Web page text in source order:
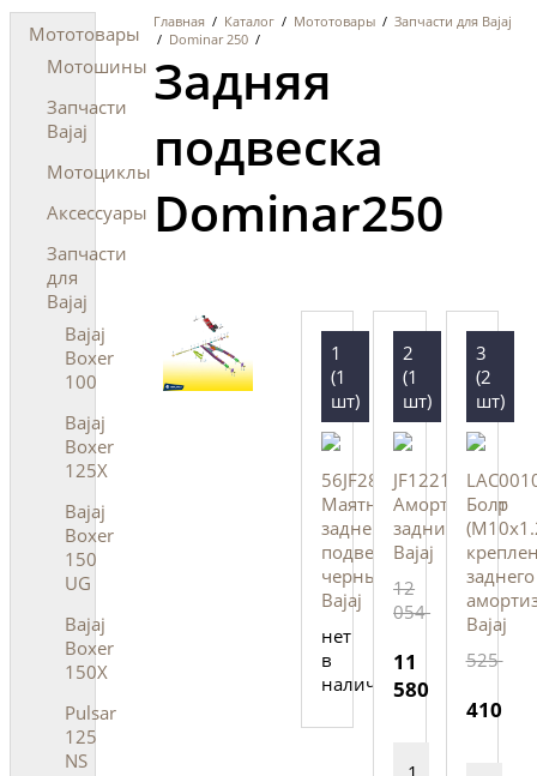
Мототовары
Мотошины
Запчасти
Bajaj
Мотоциклы
Аксессуары
Запчасти
для
Bajaj
Bajaj
Boxer
100
Bajaj
Boxer
125X
Bajaj
Boxer
150
UG
Bajaj
Boxer
150X
Pulsar
125
NS
Главная / Каталог / Мототовары / Запчасти для Bajaj
/ Dominar 250 /
Задняя
подвеска
Dominar250
1
(1
шт)
56JF28Y9
Маятник
задней
подвески
черный,
Bajaj
нет
в
наличии
2
(1
шт)
JF122120
Амортизатор
задний,
Bajaj
12
054
11
580
3
(2
шт)
Болт
заднего
Bajaj
525
410